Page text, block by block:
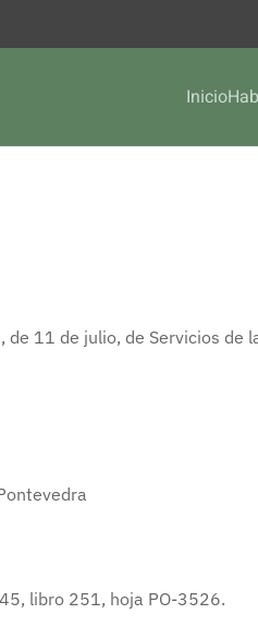
Inicio
11 de julio, de Servicios de
libro 251, hoja PO-3526.